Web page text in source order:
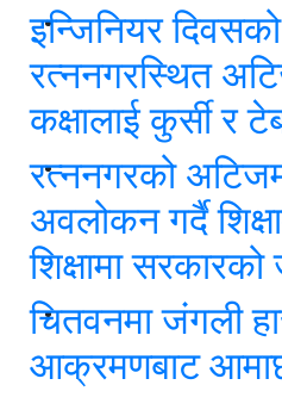
इन्जिनियर
रत्ननगरस्थित
कक्षालाई कुर्सी र
रत्ननगरको
अवलोकन गर्दै
शिक्षामा
चितवनमा जंगली
आक्रमणबाट